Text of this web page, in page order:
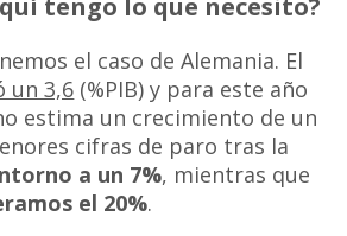
el caso de Alemania. El
un 3,6 (%PIB) y para este año
estima un crecimiento de un
cifras de paro tras la
a un 7%, mientras que
el 20%.